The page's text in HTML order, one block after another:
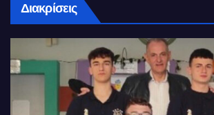
Διακρίσεις